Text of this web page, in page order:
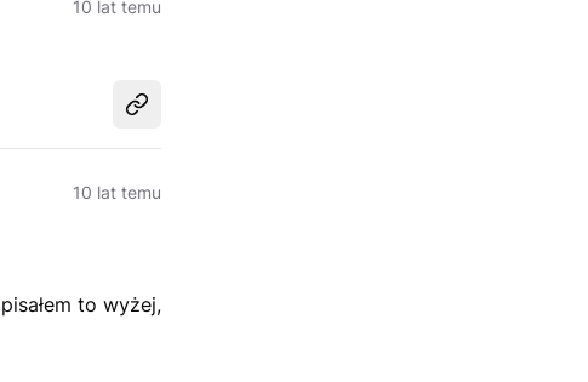
10 lat temu
Udostępnij
10 lat temu
to wyżej,